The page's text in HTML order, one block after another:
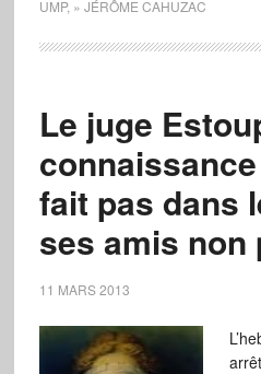
UMP, » JÉRÔME CAHUZAC
Le juge
fait pas dans
ses amis non
11 MARS 2013